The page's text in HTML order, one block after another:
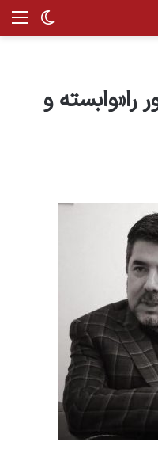
تغییر
را«وابسته و